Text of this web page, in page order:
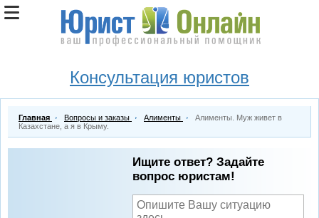
Консультация юристов
Главная Вопросы и заказы Алименты
Алименты. Муж живет в
Казахстане, а я в Крыму.
Ищите ответ? Задайте
вопрос юристам!